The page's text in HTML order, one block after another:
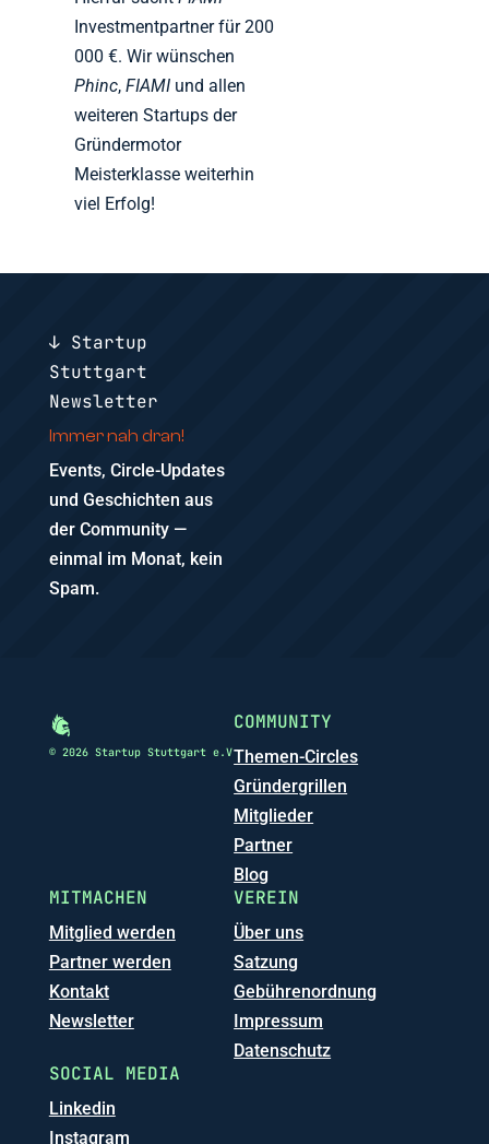
Investmentpartner für 200
000 €. Wir wünschen
Phinc,FIAMI und allen
weiteren Startups der
Gründermotor
Meisterklasse weiterhin
viel Erfolg!
↓ Startup
Stuttgart
Newsletter
Immer nah dran!
Events, Circle-Updates
und Geschichten aus
der Community —
einmal im Monat, kein
Spam.
© 2026 Startup Stuttgart e.V
COMMUNITY
Themen-Circles
Gründergrillen
Mitglieder
Partner
Blog
MITMACHEN
Mitglied werden
Partner werden
Kontakt
Newsletter
VEREIN
Über uns
Satzung
Gebührenordnung
Impressum
Datenschutz
SOCIAL MEDIA
Linkedin
Instagram